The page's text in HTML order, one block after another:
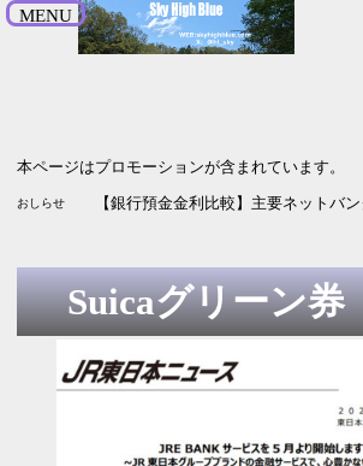
MENU
本ページはプロモーションが含まれています。
おしらせ 【SBI新生銀行】引っ越し受付中
【株主優待2026】イーサポートリン
【銀行預金金利比較】主要ネット
Suicaグリーン券